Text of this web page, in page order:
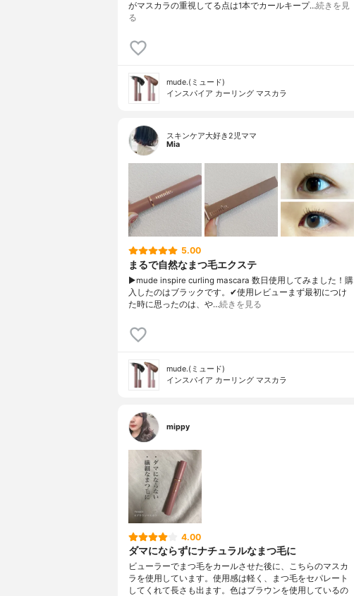
がマスカラの重視してる点は1本でカールキープ…続きを見
る
mude.(ミュード)
インスパイア カーリング マスカラ
スキンケア大好き2児ママ
Mia
5.00
まるで自然なまつ毛エクステ
▶︎mude inspire curling mascara 数日使用してみました！購
入したのはブラックです。✔︎使用レビューまず最初につけ
た時に思ったのは、や…続きを見る
mude.(ミュード)
インスパイア カーリング マスカラ
mippy
4.00
ダマにならずにナチュラルなまつ毛に
ビューラーでまつ毛をカールさせた後に、こちらのマスカ
ラを使用しています。使用感は軽く、まつ毛をセパレート
してくれて長さも出ます。色はブラウンを使用しているの